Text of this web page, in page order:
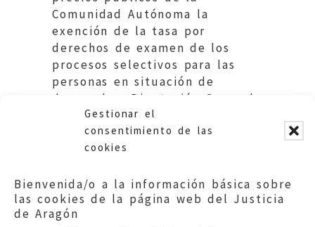
Gestionar el
consentimiento de las
cookies
Bienvenida/o a la información básica sobre
las cookies de la página web del Justicia
de Aragón
Comunidad Autónoma la
exención de la tasa por
derechos de examen de los
procesos selectivos para las
personas en situación de
desempleo. Diputación General
de Aragón.